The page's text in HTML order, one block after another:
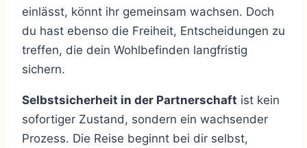
einlässt, könnt ihr gemeinsam wachsen. Doch
du hast ebenso die Freiheit, Entscheidungen zu
treffen, die dein Wohlbefinden langfristig
sichern.
Selbstsicherheit in der Partnerschaft ist kein
sofortiger Zustand, sondern ein wachsender
Prozess. Die Reise beginnt bei dir selbst,